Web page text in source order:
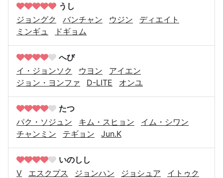
うし
ジョングク
バンチャン ウジン
ディエイト
ミンギュ
ドギョム
へび
イ・ジョンソク
ウヨン
アイエン
ジョン・ヨンファ
D-LITE オンユ
たつ
パク・ソジュン
キム・スヒョン
イム・シワン
チャンミン
テギョン Jun.K
いのしし
V
エスクプス ジョンハン ジョシュア
イトゥク